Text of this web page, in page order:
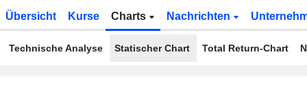
Übersicht Kurse Charts Nachrichten
Technische Analyse Statischer Chart Total Return-Chart